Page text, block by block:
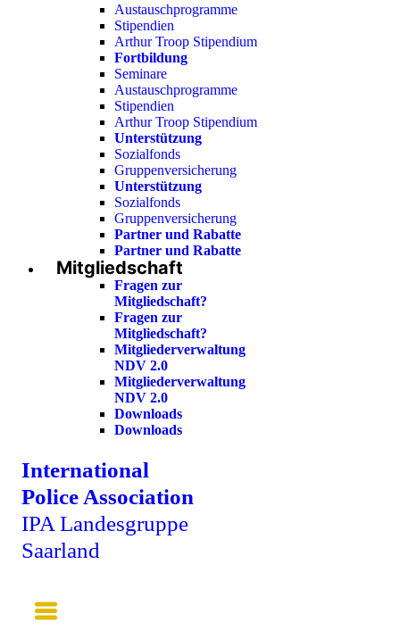
Austauschprogramme
Stipendien
Arthur Troop Stipendium
Fortbildung
Seminare
Austauschprogramme
Stipendien
Arthur Troop Stipendium
Unterstützung
Sozialfonds
Gruppenversicherung
Unterstützung
Sozialfonds
Gruppenversicherung
Partner und Rabatte
Partner und Rabatte
Mitgliedschaft
Fragen zur
Mitgliedschaft?
Fragen zur
Mitgliedschaft?
Mitgliederverwaltung
NDV 2.0
Mitgliederverwaltung
NDV 2.0
Downloads
Downloads
International
Police Association
IPA Landesgruppe
Saarland
Main
Menu